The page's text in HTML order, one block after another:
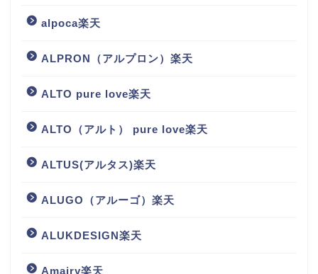
alpoca楽天
ALPRON（アルプロン）楽天
ALTO pure love楽天
ALTO（アルト） pure love楽天
ALTUS(アルタス)楽天
ALUGO（アルーゴ）楽天
ALUKDESIGN楽天
Amairy楽天